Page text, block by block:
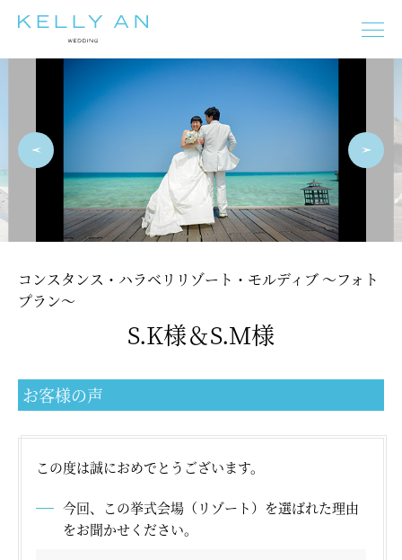
タヒチ モルディブ ニューカレドニア
フィジー
バリ島
イタリア ギリシャ
オーストラリア
フランス
スペイン プーケット マルタ
チェコ
タヒチ バリ島 イタリア
ドイツ
エジプト
オーストラリア モルディブ
タヒチ
ギリシャ
フランス
コンスタンス・ハラベリリゾート・モルディブ ～フォト
プラン～
S.K様＆S.M様
お客様の声
この度は誠におめでとうございます。
今回、この挙式会場（リゾート）を選ばれた理由
をお聞かせください。